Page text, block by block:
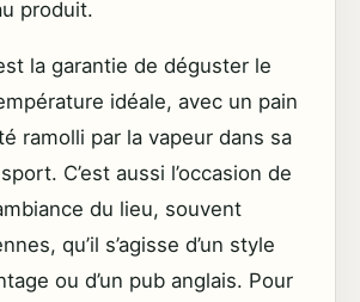
produit.
la garantie de déguster le
idéale, avec un pain
ramolli par la vapeur dans sa
C’est aussi l’occasion de
du lieu, souvent
qu’il s’agisse d’un style
ou d’un pub anglais. Pour